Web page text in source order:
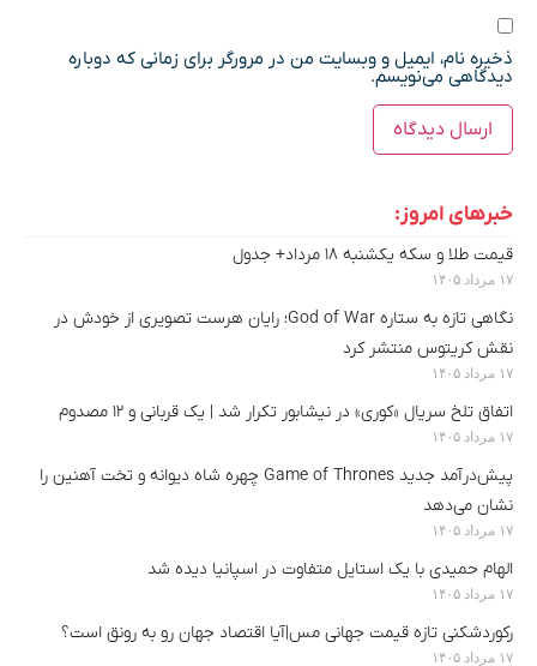
ذخیره نام، ایمیل و وبسایت من در مرورگر برای زمانی که دوباره
دیدگاهی می‌نویسم.
خبرهای امروز:
قیمت طلا و سکه یکشنبه ۱۸ مرداد+ جدول
۱۷ مرداد ۱۴۰۵
نگاهی تازه به ستاره God of War؛ رایان هرست تصویری از خودش در
نقش کریتوس منتشر کرد
۱۷ مرداد ۱۴۰۵
اتفاق تلخ سریال «کوری» در نیشابور تکرار شد | یک قربانی و ۱۲ مصدوم
۱۷ مرداد ۱۴۰۵
پیش‌درآمد جدید Game of Thrones چهره شاه دیوانه و تخت آهنین را
نشان می‌دهد
۱۷ مرداد ۱۴۰۵
الهام حمیدی با یک استایل متفاوت در اسپانیا دیده شد
۱۷ مرداد ۱۴۰۵
رکوردشکنی تازه قیمت جهانی مس|آیا اقتصاد جهان رو به رونق است؟
۱۷ مرداد ۱۴۰۵